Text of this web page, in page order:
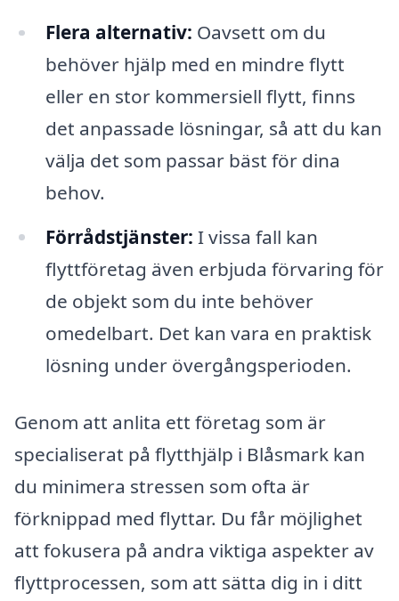
Flera alternativ: Oavsett om du
behöver hjälp med en mindre flytt
eller en stor kommersiell flytt, finns
det anpassade lösningar, så att du kan
välja det som passar bäst för dina
behov.
Förrådstjänster: I vissa fall kan
flyttföretag även erbjuda förvaring för
de objekt som du inte behöver
omedelbart. Det kan vara en praktisk
lösning under övergångsperioden.
Genom att anlita ett företag som är
specialiserat på flytthjälp i Blåsmark kan
du minimera stressen som ofta är
förknippad med flyttar. Du får möjlighet
att fokusera på andra viktiga aspekter av
flyttprocessen, som att sätta dig in i ditt